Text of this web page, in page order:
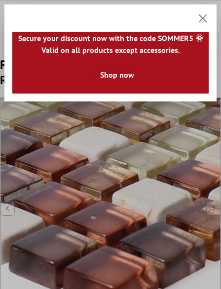
Prøve Glasmosaik Natursten Fliser Gorby
Rød Brun Beige
Secure your discount now with the code SOMMER5 🌞
Valid on all products except accessories.
Shop now